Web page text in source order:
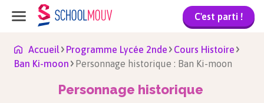
C'est parti !
Accueil Programme Lycée 2nde
Cours Histoire
Ban Ki-moon
Personnage historique : Ban Ki-moon
Personnage historique